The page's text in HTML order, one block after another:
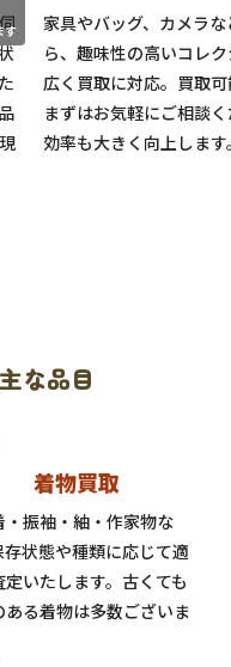
家具やバッグ、カメラ
ら、趣味性の高いコレ
広く買取に対応。買取
まずはお気軽にご相談
効率も大きく向上します
な品目
着物買取
・振袖・紬・作家物な
存状態や種類に応じて適
定いたします。古くても
ある着物は多数ございま